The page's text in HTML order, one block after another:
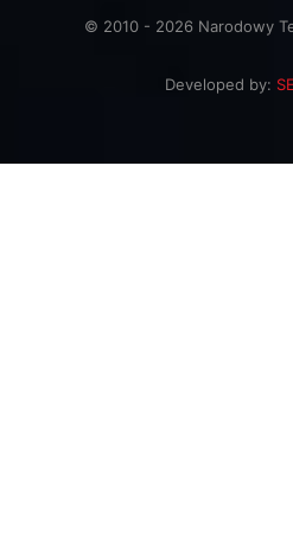
© 2010 - 2026 Narodowy
Developed by: